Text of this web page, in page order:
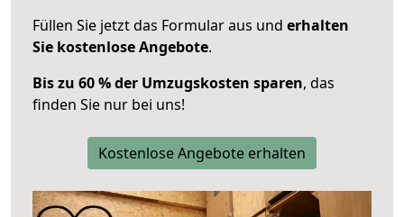
Füllen Sie jetzt das Formular aus und erhalten
Sie kostenlose Angebote.
Bis zu 60 % der Umzugskosten sparen, das
finden Sie nur bei uns!
Kostenlose Angebote erhalten